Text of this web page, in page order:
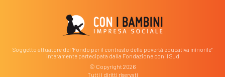
Soggetto attuatore del "Fondo per il contrasto della povertà educativa minorile"
interamente partecipata dalla Fondazione con il Sud
© Copyright 2026
Tutti i diritti riservati